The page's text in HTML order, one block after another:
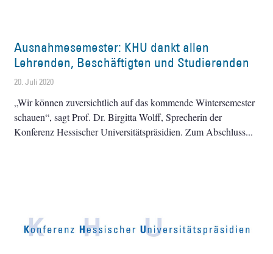
Ausnahmesemester: KHU dankt allen
Lehrenden, Beschäftigten und Studierenden
20. Juli 2020
„Wir können zuversichtlich auf das kommende Wintersemester
schauen“, sagt Prof. Dr. Birgitta Wolff, Sprecherin der
Konferenz Hessischer Universitätspräsidien. Zum Abschluss